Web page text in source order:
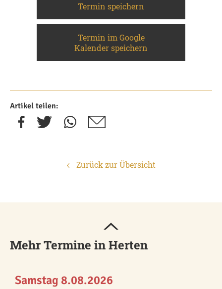
Termin speichern
Termin im Google
Kalender speichern
Artikel teilen:
Zurück zur Übersicht
Mehr Termine in Herten
Samstag 8.08.2026